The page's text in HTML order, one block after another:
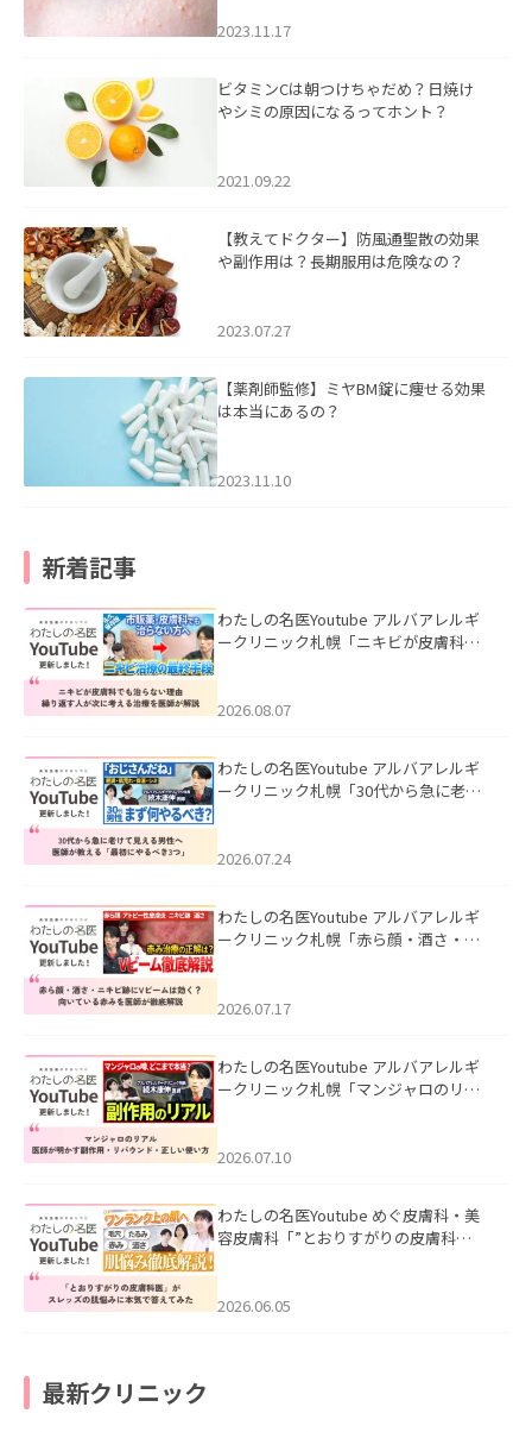
2023.11.17
ビタミンCは朝つけちゃだめ？日焼け
やシミの原因になるってホント？
2021.09.22
【教えてドクター】防風通聖散の効果
や副作用は？長期服用は危険なの？
2023.07.27
【薬剤師監修】ミヤBM錠に痩せる効果
は本当にあるの？
2023.11.10
新着記事
わたしの名医Youtube アルバアレルギ
ークリニック札幌「ニキビが皮膚科で
ました。
2026.08.07
わたしの名医Youtube アルバアレルギ
ークリニック札幌「30代から急に老け
た。
2026.07.24
わたしの名医Youtube アルバアレルギ
ークリニック札幌「赤ら顔・酒さ・ニ
した。
2026.07.17
わたしの名医Youtube アルバアレルギ
ークリニック札幌「マンジャロのリア
た。
2026.07.10
わたしの名医Youtube めぐ皮膚科・美
容皮膚科「”とおりすがりの皮膚科
2026.06.05
最新クリニック